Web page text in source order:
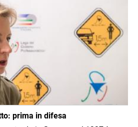
prima in difesa